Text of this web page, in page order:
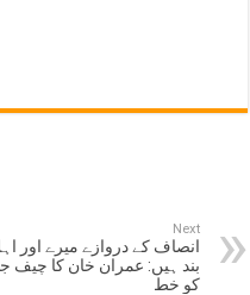
Next
انصاف کے دروازے میرے اور
بند ہیں: عمران خان کا
کو خط